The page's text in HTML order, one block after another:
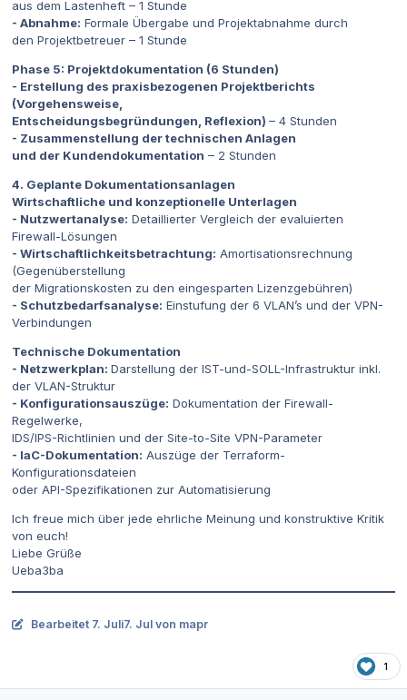
aus dem Lastenheft – 1 Stunde
- Abnahme: Formale Übergabe und Projektabnahme durch
den Projektbetreuer – 1 Stunde
Phase 5: Projektdokumentation (6 Stunden)
- Erstellung des praxisbezogenen Projektberichts
(Vorgehensweise,
Entscheidungsbegründungen, Reflexion) – 4 Stunden
- Zusammenstellung der technischen Anlagen
und der Kundendokumentation – 2 Stunden
4. Geplante Dokumentationsanlagen
Wirtschaftliche und konzeptionelle Unterlagen
- Nutzwertanalyse: Detaillierter Vergleich der evaluierten
Firewall-Lösungen
- Wirtschaftlichkeitsbetrachtung: Amortisationsrechnung
(Gegenüberstellung
der Migrationskosten zu den eingesparten Lizenzgebühren)
- Schutzbedarfsanalyse: Einstufung der 6 VLAN’s und der VPN-
Verbindungen
Technische Dokumentation
- Netzwerkplan: Darstellung der IST-und-SOLL-Infrastruktur inkl.
der VLAN-Struktur
- Konfigurationsauszüge: Dokumentation der Firewall-
Regelwerke,
IDS/IPS-Richtlinien und der Site-to-Site VPN-Parameter
- IaC-Dokumentation: Auszüge der Terraform-
Konfigurationsdateien
oder API-Spezifikationen zur Automatisierung
Ich freue mich über jede ehrliche Meinung und konstruktive Kritik
von euch!
Liebe Grüße
Ueba3ba
Bearbeitet 7. Juli7. Jul von mapr
1